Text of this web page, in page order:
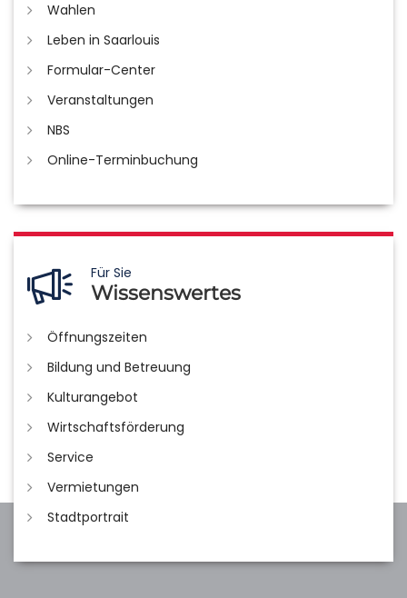
Wahlen
Leben in Saarlouis
Formular-Center
Veranstaltungen
NBS
Online-Terminbuchung
Für Sie
Wissenswertes
Öffnungszeiten
Bildung und Betreuung
Kulturangebot
Wirtschaftsförderung
Service
Vermietungen
Stadtportrait